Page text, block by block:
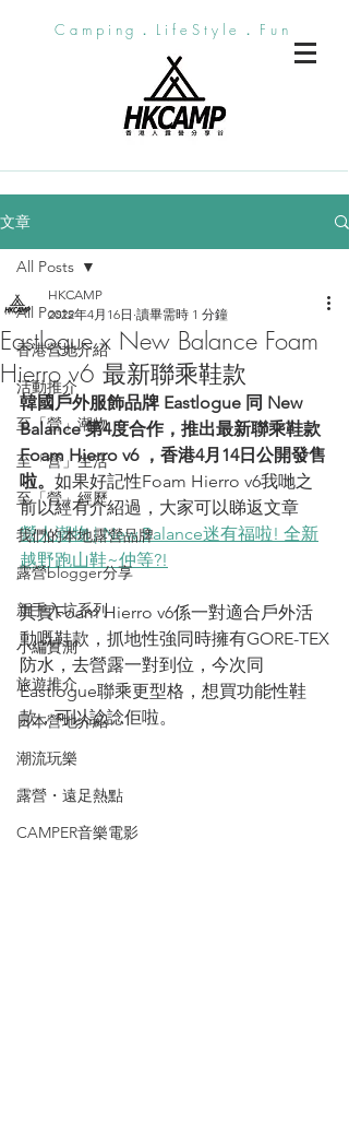
Camping．LifeStyle．Fun
文章
All Posts
香港營地介紹
活動推介
至「營」潮物
至「營」生活
至「營」經歷
我們的本地露營品牌
露營blogger分享
新手入坑系列
小編實測
旅遊推介
日本營地介紹
潮流玩樂
露營・遠足熱點
CAMPER音樂電影
All Posts
Eastlogue x New Balance Foam
Hierro v6 最新聯乘鞋款
HKCAMP
2022年4月16日 讀畢需時 1 分鐘
韓國戶外服飾品牌 Eastlogue 同 New
Balance 第4度合作，推出最新聯乘鞋款
Foam Hierro v6 ，香港4月14日公開發售
啦。 如果好記性Foam Hierro v6我哋之
前以經有介紹過，大家可以睇返文章
營人潮物 | New Balance迷有福啦! 全新
越野跑山鞋~仲等?!
其實Foam Hierro v6係一對適合戶外活
動嘅鞋款，抓地性強同時擁有GORE-TEX
防水，去營露一對到位，今次同
Eastlogue聯乘更型格，想買功能性鞋
款，可以諗諗佢啦。